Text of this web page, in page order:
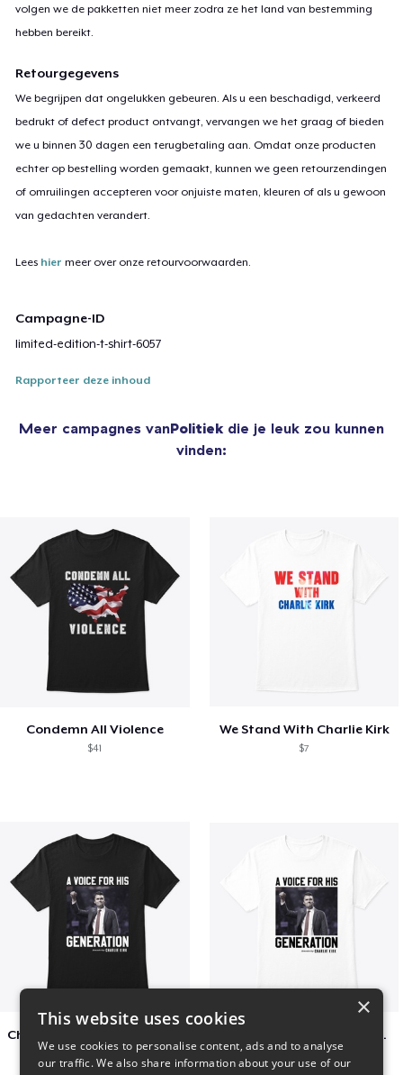
volgen we de pakketten niet meer zodra ze het land van bestemming
hebben bereikt.
Retourgegevens
We begrijpen dat ongelukken gebeuren. Als u een beschadigd, verkeerd
bedrukt of defect product ontvangt, vervangen we het graag of bieden
we u binnen 30 dagen een terugbetaling aan. Omdat onze producten
echter op bestelling worden gemaakt, kunnen we geen retourzendingen
of omruilingen accepteren voor onjuiste maten, kleuren of als u gewoon
van gedachten verandert.
Lees hier meer over onze retourvoorwaarden.
Campagne-ID
limited-edition-t-shirt-6057
Rapporteer deze inhoud
Meer campagnes vanPolitiek die je leuk zou kunnen
vinden:
Condemn All Violence
$41
We Stand With Charlie Kirk
$7
$41
Charlie Kirk A Voice For His Generation
$7
×
This website uses cookies
We use cookies to personalise content, ads and to analyse
our traffic. We also share information about your use of our